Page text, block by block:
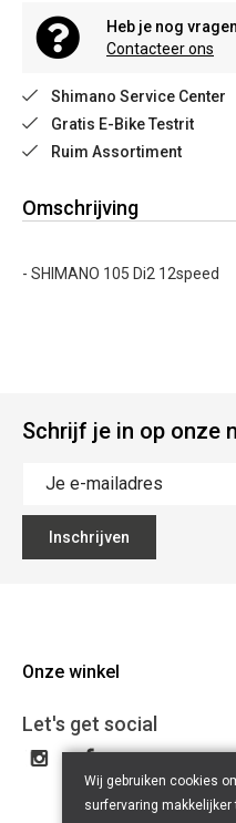
Heb je nog
Contacteer ons
Shimano Service Center
Gratis E-Bike Testrit
Ruim Assortiment
Omschrijving
- SHIMANO 105 Di2 12speed
Schrijf je in op onze
Inschrijven
Onze winkel
CD Bikes
Liersesteenweg 145d
2220 Heist-op-den-Berg
015 24 64 28
Let's get social
Wij gebruiken cookies
surfervaring makkelijker